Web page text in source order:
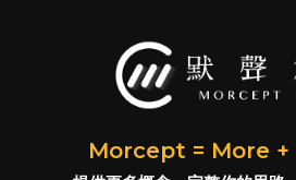
Morcept = More